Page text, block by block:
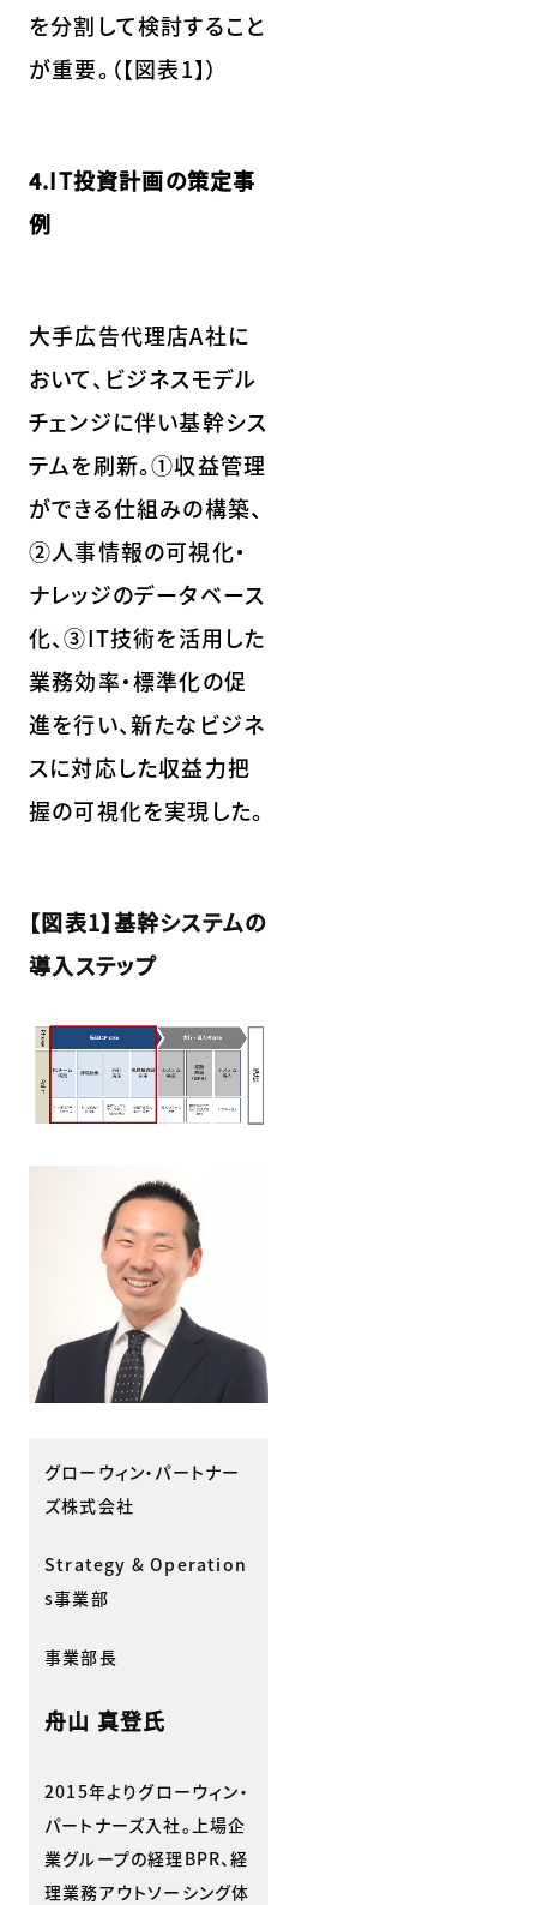
を分割して検討すること
が重要。（【図表1】）
4.IT投資計画の策定事
例
大手広告代理店A社に
おいて、ビジネスモデル
チェンジに伴い基幹シス
テムを刷新。①収益管理
ができる仕組みの構築、
②人事情報の可視化・
ナレッジのデータベース
化、③IT技術を活用した
業務効率・標準化の促
進を行い、新たなビジネ
スに対応した収益力把
握の可視化を実現した。
【図表1】基幹システムの
導入ステップ
グローウィン・パートナー
ズ株式会社
Strategy & Operation
s事業部
事業部長
舟山 真登氏
2015年よりグローウィン・
パートナーズ入社。上場企
業グループの経理BPR、経
理業務アウトソーシング体